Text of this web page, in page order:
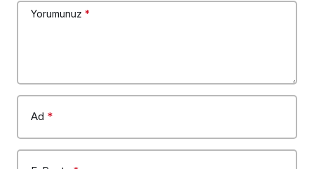
Yorumunuz *
Ad *